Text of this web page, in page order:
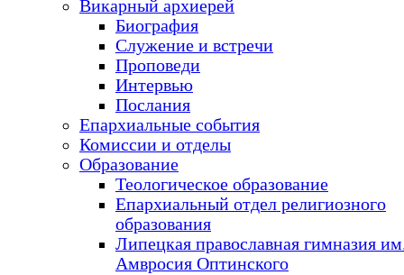
Викарный архиерей
Биография
Служение и встречи
Проповеди
Интервью
Послания
Епархиальные события
Комиссии и отделы
Образование
Теологическое образование
Епархиальный отдел религиозного
образования
Липецкая православная гимназия
Амвросия Оптинского